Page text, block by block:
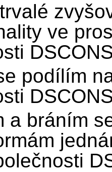
ve
podílím
a bráním